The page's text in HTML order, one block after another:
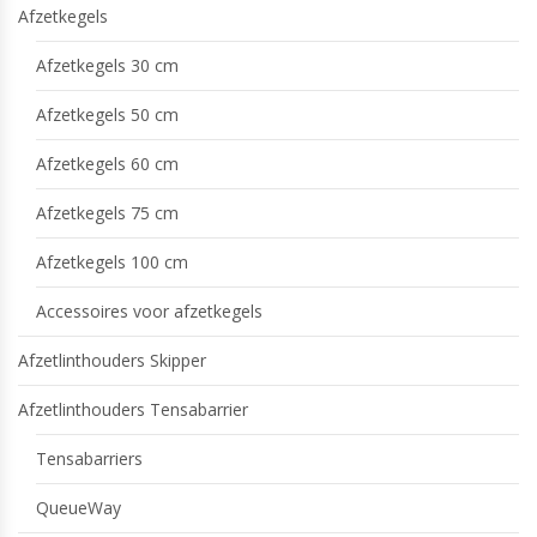
Afzetkegels
Afzetkegels 30 cm
Afzetkegels 50 cm
Afzetkegels 60 cm
Afzetkegels 75 cm
Afzetkegels 100 cm
Accessoires voor afzetkegels
Afzetlinthouders Skipper
Afzetlinthouders Tensabarrier
Tensabarriers
QueueWay